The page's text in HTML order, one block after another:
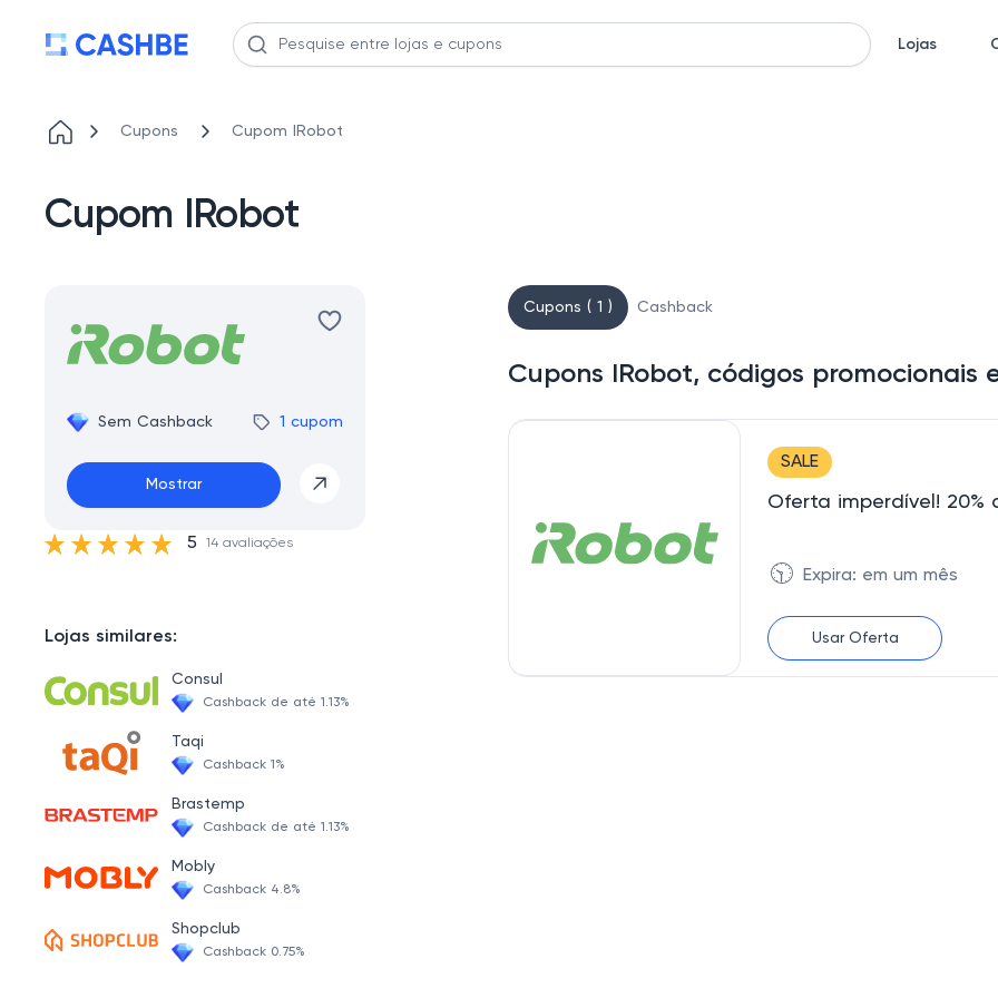
Lojas
Cupons Cupom IRobot
Cupom IRobot
Sem Cashback 1 cupom
Mostrar
5 14 avaliações
Lojas similares:
Consul
Cashback de até 1.13%
Taqi
Cashback 1%
Brastemp
Cashback de até 1.13%
Mobly
Cashback 4.8%
Shopclub
Cashback 0.75%
Cupons ( 1 ) Cashback
Cupons IRobot, códigos promocionais
SALE
Oferta imperdível!
🕥 Expira: em um mês
Usar Oferta